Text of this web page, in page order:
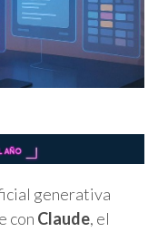
generativa
con Claude, el